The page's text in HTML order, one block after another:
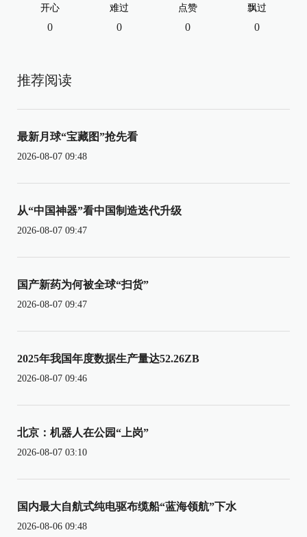
开心
0
难过
0
点赞
0
飘过
0
推荐阅读
最新月球“宝藏图”抢先看
2026-08-07 09:48
从“中国神器”看中国制造迭代升级
2026-08-07 09:47
国产新药为何被全球“扫货”
2026-08-07 09:47
2025年我国年度数据生产量达52.26ZB
2026-08-07 09:46
北京：机器人在公园“上岗”
2026-08-07 03:10
国内最大自航式纯电驱布缆船“蓝海领航”下水
2026-08-06 09:48